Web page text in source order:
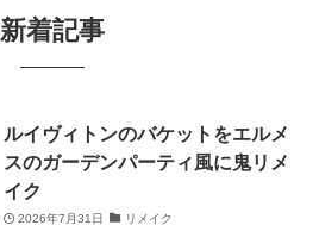
新着記事
ルイヴィトンのバケットをエルメ
スのガーデンパーティ風に鬼リメ
イク
2026年7月31日 リメイク